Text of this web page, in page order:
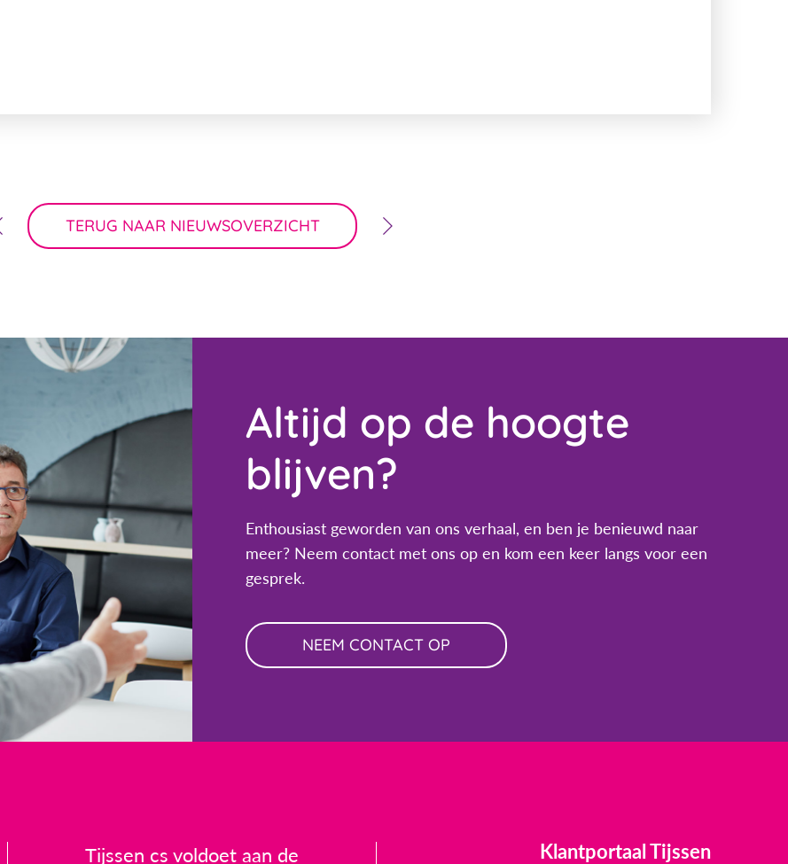
TERUG NAAR NIEUWSOVERZICHT
Altijd op de hoogte
blijven?
Enthousiast geworden van ons verhaal, en ben je benieuwd naar
meer? Neem contact met ons op en kom een keer langs voor een
gesprek.
NEEM CONTACT OP
Tijssen cs voldoet aan de Klantportaal Tijssen